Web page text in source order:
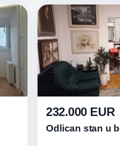
232.000 EUR
Odlican stan u